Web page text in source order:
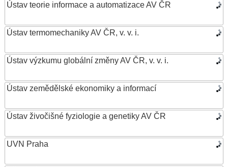
Ústav teorie informace a automatizace AV ČR
Ústav termomechaniky AV ČR, v. v. i.
Ústav výzkumu globální změny AV ČR, v. v. i.
Ústav zemědělské ekonomiky a informací
Ústav živočišné fyziologie a genetiky AV ČR
UVN Praha